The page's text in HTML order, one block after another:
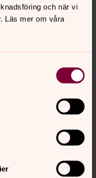
och när vi
Läs mer om våra
sidans